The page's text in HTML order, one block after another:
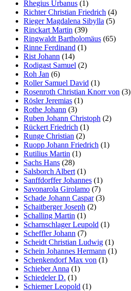
Rhegius Urbanus (1)
Richter Christian Friedrich (4)
Rieger Magdalena Sibylla (5)
Rinckart Martin (39)
Ringwaldt Bartholomäus (65)
Rinne Ferdinand (1)
Rist Johann (14)
Rodigast Samuel (2)
Roh Jan (6)
Roller Samuel David (1)
Rosenroth Christian Knorr von (3)
Rösler Jeremias (1)
Rothe Johann (3)
Ruben Johann Christoph (2)
Rückert Friedrich (1)
Runge Christian (2)
Ruopp Johann Friedrich (1)
Rutilius Martin (1)
Sachs Hans (28)
Salsborch Albert (1)
Sanffdorffer Johannes (1)
Savonarola Girolamo (7)
Schade Johann Caspar(3)
Schaitberger Joseph (2)
Schalling Martin (1)
Scharnschlager Leupold (1)
Scheffler Johann (7)
Scheidt Christian Ludwig (1)
Schein Johannes Hermann (1)
Schenkendorf Max von (1)
Schieber Anna (1)
Schiedeler D. (1)
Schiemer Leopold (1)